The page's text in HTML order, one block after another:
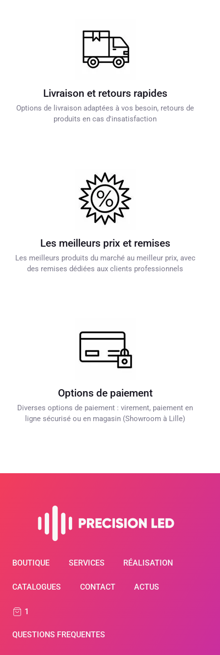
Livraison et retours rapides
Options de livraison adaptées à vos besoin, retours de
produits en cas d'insatisfaction
Les meilleurs prix et remises
Les meilleurs produits du marché au meilleur prix, avec
des remises dédiées aux clients professionnels
Options de paiement
Diverses options de paiement : virement, paiement en
ligne sécurisé ou en magasin (Showroom à Lille)
BOUTIQUE SERVICES RÉALISATION
CATALOGUES CONTACT ACTUS
1
QUESTIONS FREQUENTES